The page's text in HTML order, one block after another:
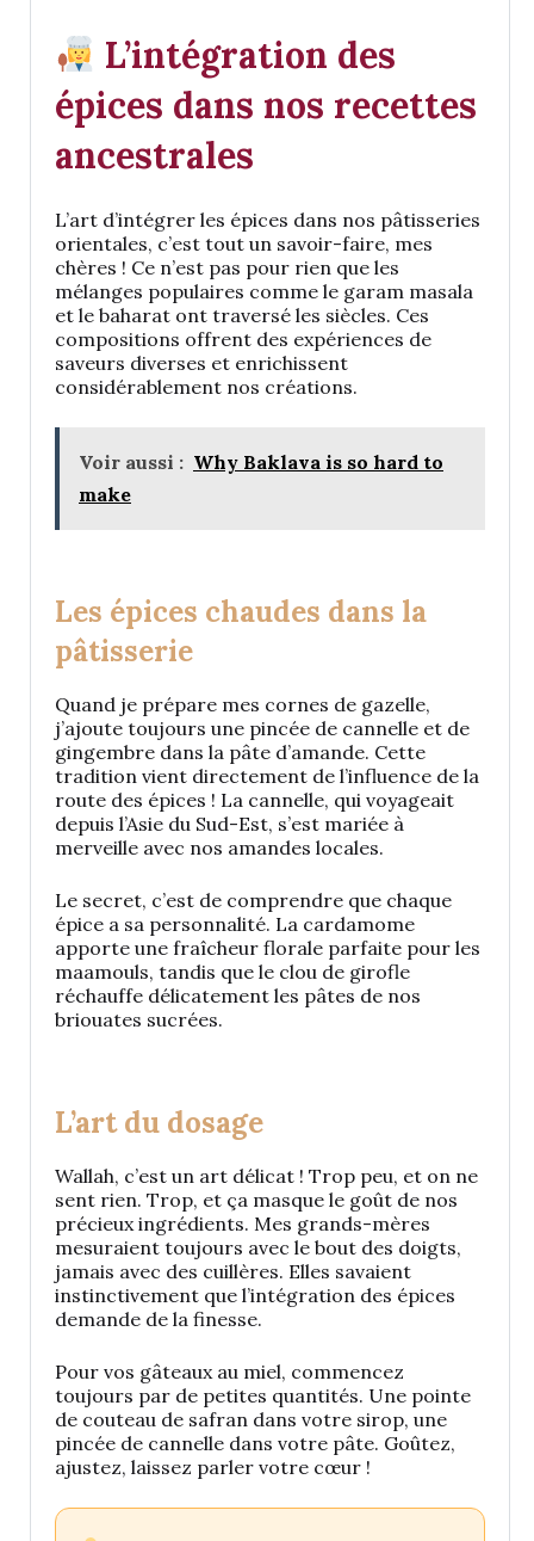
L’intégration des
épices dans nos recettes
ancestrales
L’art d’intégrer les épices dans nos pâtisseries
orientales, c’est tout un savoir-faire, mes
chères ! Ce n’est pas pour rien que les
mélanges populaires comme le garam masala
et le baharat ont traversé les siècles. Ces
compositions offrent des expériences de
saveurs diverses et enrichissent
considérablement nos créations.
Voir aussi : Why Baklava is so hard to
make
Les épices chaudes dans la
pâtisserie
Quand je prépare mes cornes de gazelle,
j’ajoute toujours une pincée de cannelle et de
gingembre dans la pâte d’amande. Cette
tradition vient directement de l’influence de la
route des épices ! La cannelle, qui voyageait
depuis l’Asie du Sud-Est, s’est mariée à
merveille avec nos amandes locales.
Le secret, c’est de comprendre que chaque
épice a sa personnalité. La cardamome
apporte une fraîcheur florale parfaite pour les
maamouls, tandis que le clou de girofle
réchauffe délicatement les pâtes de nos
briouates sucrées.
L’art du dosage
Wallah, c’est un art délicat ! Trop peu, et on ne
sent rien. Trop, et ça masque le goût de nos
précieux ingrédients. Mes grands-mères
mesuraient toujours avec le bout des doigts,
jamais avec des cuillères. Elles savaient
instinctivement que l’intégration des épices
demande de la finesse.
Pour vos gâteaux au miel, commencez
toujours par de petites quantités. Une pointe
de couteau de safran dans votre sirop, une
pincée de cannelle dans votre pâte. Goûtez,
ajustez, laissez parler votre cœur !